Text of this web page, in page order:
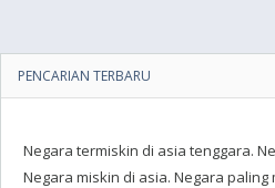
PENCARIAN TERBARU
Negara termiskin di asia tenggara.
Negara miskin di asia. Negara paling